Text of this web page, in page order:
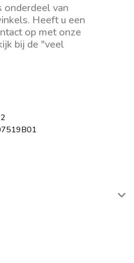
onderdeel van
Heeft u een
op met onze
bij de "veel